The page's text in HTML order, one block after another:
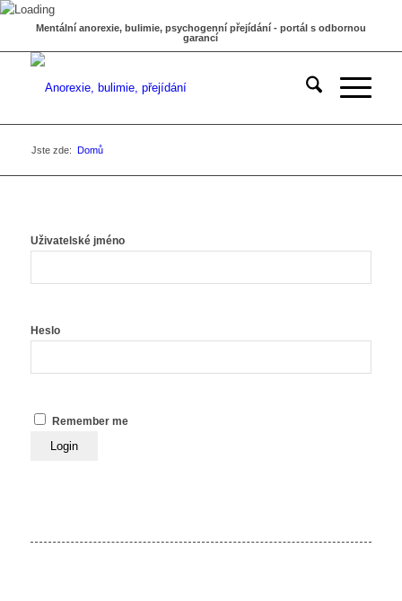
Mentální anorexie, bulimie, psychogenní přejídání - portál s odbornou
garancí
Jste zde: Domů
Uživatelské jméno
Heslo
Remember me